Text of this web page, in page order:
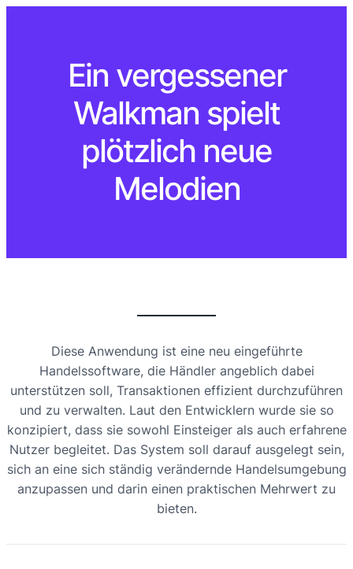
Ein vergessener
Walkman spielt
plötzlich neue
Melodien
Diese Anwendung ist eine neu eingeführte
Handelssoftware, die Händler angeblich dabei
unterstützen soll, Transaktionen effizient durchzuführen
und zu verwalten. Laut den Entwicklern wurde sie so
konzipiert, dass sie sowohl Einsteiger als auch erfahrene
Nutzer begleitet. Das System soll darauf ausgelegt sein,
sich an eine sich ständig verändernde Handelsumgebung
anzupassen und darin einen praktischen Mehrwert zu
bieten.